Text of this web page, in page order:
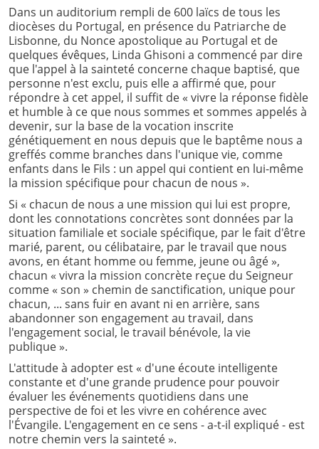
Dans un auditorium rempli de 600 laïcs de tous les
diocèses du Portugal, en présence du Patriarche de
Lisbonne, du Nonce apostolique au Portugal et de
quelques évêques, Linda Ghisoni a commencé par dire
que l'appel à la sainteté concerne chaque baptisé, que
personne n'est exclu, puis elle a affirmé que, pour
répondre à cet appel, il suffit de « vivre la réponse fidèle
et humble à ce que nous sommes et sommes appelés à
devenir, sur la base de la vocation inscrite
génétiquement en nous depuis que le baptême nous a
greffés comme branches dans l'unique vie, comme
enfants dans le Fils : un appel qui contient en lui-même
la mission spécifique pour chacun de nous ».
Si « chacun de nous a une mission qui lui est propre,
dont les connotations concrètes sont données par la
situation familiale et sociale spécifique, par le fait d'être
marié, parent, ou célibataire, par le travail que nous
avons, en étant homme ou femme, jeune ou âgé »,
chacun « vivra la mission concrète reçue du Seigneur
comme « son » chemin de sanctification, unique pour
chacun, ... sans fuir en avant ni en arrière, sans
abandonner son engagement au travail, dans
l'engagement social, le travail bénévole, la vie
publique ».
L'attitude à adopter est « d'une écoute intelligente
constante et d'une grande prudence pour pouvoir
évaluer les événements quotidiens dans une
perspective de foi et les vivre en cohérence avec
l'Évangile. L'engagement en ce sens - a-t-il expliqué - est
notre chemin vers la sainteté ».